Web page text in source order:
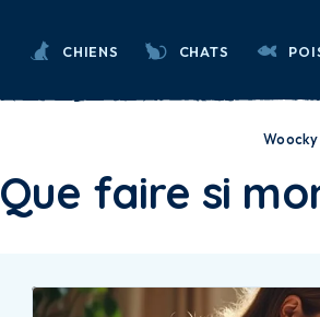
CHIENS CHATS
Woocky
Que faire si